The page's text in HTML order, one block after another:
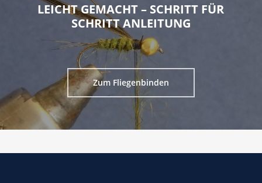
LEICHT GEMACHT – SCHRITT FÜR
SCHRITT ANLEITUNG
Zum Fliegenbinden